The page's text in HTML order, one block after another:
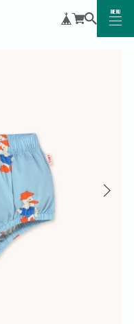
MENU
CLOSE